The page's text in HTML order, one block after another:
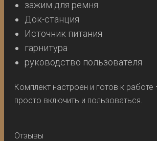
зажим для ремня
Док-станция
Источник питания
гарнитура
руководство пользователя
Комплект настроен и готов к
просто включить и пользоваться.
Отзывы